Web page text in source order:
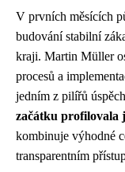
V prvních měsících
budování stabilní
kraji. Martin Müller
procesů a
jedním z pilířů
začátku profilovala
kombinuje výhodné
transparentním